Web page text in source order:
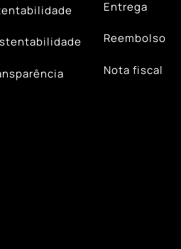
Entrega
Reembolso
Nota fiscal